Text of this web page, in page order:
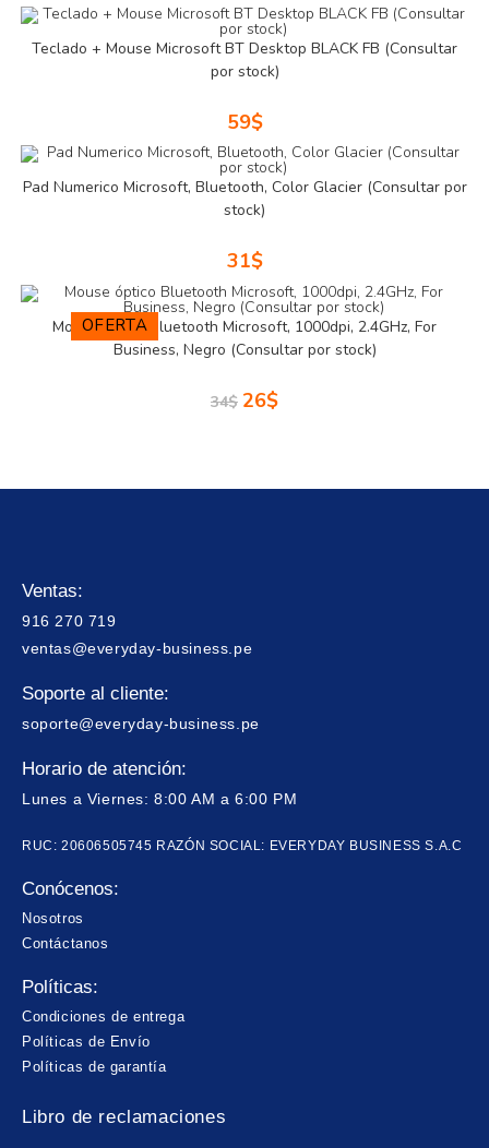
Teclado + Mouse Microsoft BT Desktop BLACK FB (Consultar
por stock)
59$
Pad Numerico Microsoft, Bluetooth, Color Glacier (Consultar por
stock)
31$
OFERTA
Mouse óptico Bluetooth Microsoft, 1000dpi, 2.4GHz, For
Business, Negro (Consultar por stock)
34$ 26$
Ventas:
916 270 719
ventas@everyday-business.pe
Soporte al cliente:
soporte@everyday-business.pe
Horario de atención:
Lunes a Viernes: 8:00 AM a 6:00 PM
RUC: 20606505745 RAZÓN SOCIAL: EVERYDAY BUSINESS S.A.C
Conócenos:
Nosotros
Contáctanos
Políticas:
Condiciones de entrega
Políticas de Envío
Políticas de garantía
Libro de reclamaciones